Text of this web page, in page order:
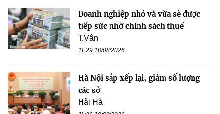
Doanh nghiệp nhỏ và vừa sẽ được
tiếp sức nhờ chính sách thuế
T.Vân
11:29 10/08/2026
Hà Nội sắp xếp lại, giảm số lượng
các sở
Hải Hà